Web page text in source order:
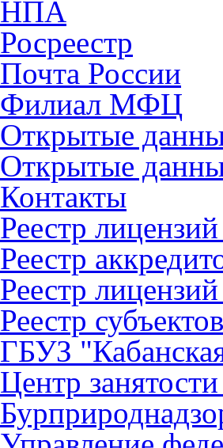
НПА
Росреестр
Почта России
Филиал МФЦ
Открытые
Открытые
Контакты
Реестр
Реестр
Реестр
Реестр
ГБУЗ
Центр